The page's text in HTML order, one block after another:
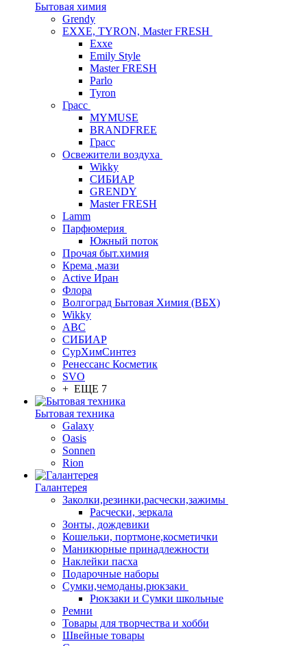
Бытовая химия
Grendy
EXXE, TYRON, Master FRESH
Exxe
Emily Style
Master FRESH
Parlo
Tyron
Грасс
MYMUSE
BRANDFREE
Грасс
Освежители воздуха
Wikky
СИБИАР
GRENDY
Master FRESH
Lamm
Парфюмерия
Южный поток
Прочая быт.химия
Крема ,мази
Аctive Иран
Флора
Волгоград Бытовая Химия (ВБХ)
Wikky
АВС
СИБИАР
СурХимСинтез
Ренессанс Косметик
SVO
+ ЕЩЕ 7
Бытовая техника
Galaxy
Oasis
Sonnen
Rion
Галантерея
Заколки,резинки,расчески,зажимы
Расчески, зеркала
Зонты, дождевики
Кошельки, портмоне,косметички
Маникюрные принадлежности
Наклейки пасха
Подарочные наборы
Сумки,чемоданы,рюкзаки
Рюкзаки и Сумки школьные
Ремни
Товары для творчества и хобби
Швейные товары